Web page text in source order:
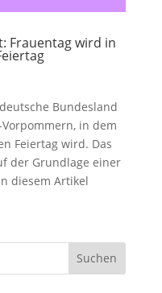
Frauentag wird in
Bundesland
in dem
Feiertag wird. Das
der Grundlage einer
diesem Artikel
Suchen